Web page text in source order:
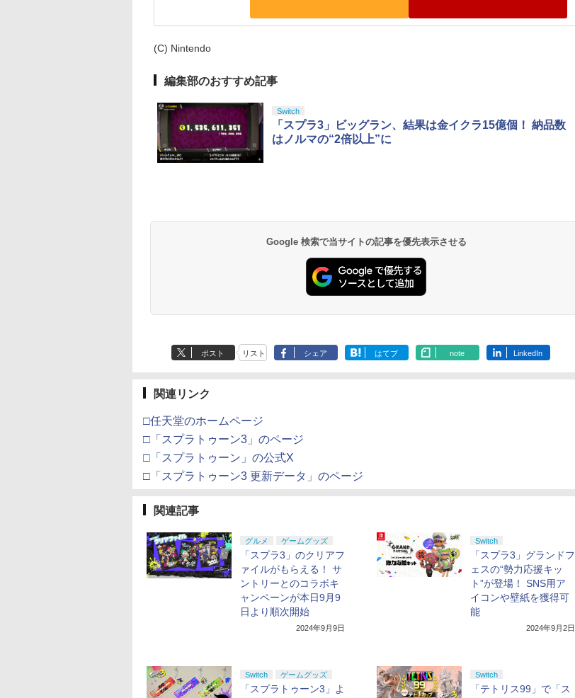
(C) Nintendo
編集部のおすすめ記事
Switch
「スプラ3」ビッグラン、結果は金イクラ15億個！ 納品数
はノルマの“2倍以上”に
Google 検索で当サイトの記事を優先表示させる
ポスト リスト シェア はてブ note LinkedIn
関連リンク
□任天堂のホームページ
□「スプラトゥーン3」のページ
□「スプラトゥーン」の公式X
□「スプラトゥーン3 更新データ」のページ
関連記事
グルメ ゲームグッズ
「スプラ3」のクリアフ
ァイルがもらえる！ サ
ントリーとのコラボキ
ャンペーンが本日9月9
日より順次開始
2024年9月9日
Switch
「スプラ3」グランドフ
ェスの“勢力応援キッ
ト”が登場！ SNS用ア
イコンや壁紙を獲得可
能
2024年9月2日
Switch ゲームグッズ
「スプラトゥーン3」よ
Switch
「テトリス99」で「ス